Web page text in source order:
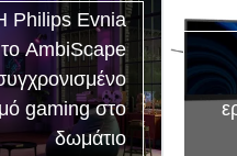
Philips Evnia
το AmbiScape
gaming στο
δωμάτιο